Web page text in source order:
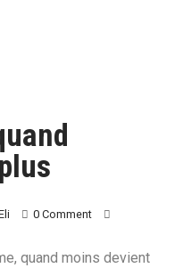
0 Comment
quand moins devient